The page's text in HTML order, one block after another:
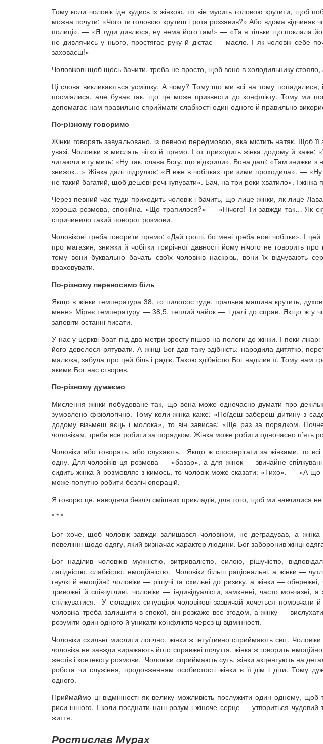
Тому коли чоловік іде кудись із жінкою, то він мусить головою крутити, щоб
можна почути: «Чого ти головою крутиш і рота роззявив?» Або вдома відчиняє
полиці». — «Я туди дивлюся, ну нема його там!» — «Та я тільки що поклала
не дивлячись у нього, простягає руку й дістає — масло. І як чоловік себе
заховаєш!»
Чоловікові щоб щось бачити, треба не просто, щоб воно в холодильнику
Ці слова викликаються усмішку. А чому? Тому що ми всі на тому
посміялися, але буває так, що це може призвести до конфлікту. Тому ми
допомагає нам правильно сприймати слабкості один одного й правильно
По-різному говоримо
Жінки говорять завуальовано, із певною передмовою, яка містить натяк. Щоб
увазі. Чоловіки ж мислять чітко й прямо. І от приходить жінка додому й
читаючи в ту мить: «Ну так, слава Богу, що відкрили». Вона далі: «Там знижки з
знижок…» Жінка далі підрулює: «Я вже в чобітках три зими проходила». —
не такий багатий, щоб дешеві речі купувати». Бач, на три роки хватило». І жінка
Через певний час туди приходить чоловік і бачить, що лице жінки, як лице
хороша розмова, спокійна. «Що трапилося?» — «Нічого! Ти завжди так… Як
спричинило такий поворот розмови.
Чоловікові треба говорити прямо: «Дай гроші, бо мені треба нові чобітки». І
про магазин, знижки й чобітки трирічної давності йому нічого не говорить
тому вони буквально бачать своїх чоловіків наскрізь, вони їх
враховувати.
По-різному переносимо біль
Якщо в жінки температура 38, то пилосос гуде, пральна машина крутить,
мене» Міряє температуру — 38,5, теплий чайок — і далі до справ. Якщо ж у
заповіти останні писати.
У нас у церкві брат під два метри зросту пішов на пологи до жінки. І поки
його довелося рятувати. А жінці Бог дав таку здібність: народила дитятко,
малюка, забула про цей біль і радіє. Такою здібністю Бог наділив її. Тому нам
якими Бог нас створив.
По-різному думаємо
Мислення жінки побудоване так, що вона може одночасно думати про
зумовлено фізіологічно. Тому коли жінка каже: «Поїдеш забереш дитину з
додому візьмеш яєць і молока», то він зависає: «Ще раз за порядком.
чоловікам, треба все робити за порядком. Жінка може робити одночасно п’ять
Чоловіки або говорять, або слухають. Якщо ж спостерігати за жінками, то
одну. Для чоловіків ця розмова — «базар», а для жінок — звичайне
сидить жінка й розмовляє з кимось, то чоловік може сказати: «Тихо». — «А
може попутно робити безліч операцій.
Я говорю це, наводячи безліч смішних прикладів, для того, щоб ми навчилися не
* * *
Бог хоче, щоб чоловік завжди залишався чоловіком, не деградував, а
повелінні щодо одягу, який визначає характер людини. Бог заборонив жінці
Бог наділив чоловіків мужністю, витривалістю, силою, рішучістю,
лагідністю, слабкістю, емоційністю. Чоловіки більш раціональні, а жінки —
гнучкі й емоційні; чоловіки — рішучі та схильні до ризику, а жінки —
тривожні й співчутливі, чоловіки — індивідуалісти, замкнені, часто
спілкуватися. У складних ситуаціях чоловікові зазвичай хочеться
чоловіка треба залишити в спокої, він розкаже все згодом, а жінку —
розуміти один одного й уникати конфліктів через ці відмінності.
Чоловіки схильні мислити логічно, жінки ж інтуїтивно сприймають світ.
чоловіка не завжди виражають його справжні почуття, жінка ж говорить
жестів і контексту розмови. Чоловіки сприймають суть, жінки акцентують на
робота чи служіння, продовженням особистості жінки є її дім і діти.
одного.
Приймаймо ці відмінності як велику можливість послужити один одному, щоб
риси іншого. І коли поєднати наш розум і жіноче серце — утвориться
життя.
Ростислав Мурах